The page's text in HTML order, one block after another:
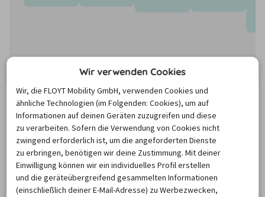
Die Preise basieren auf dem Minimum Median-Suchpreis für die
nächsten 12 Monate und können für neue Suchanfragen variieren.
Wir verwenden Cookies
Wir, die FLOYT Mobility GmbH, verwenden Cookies und
ähnliche Technologien (im Folgenden: Cookies), um auf
Informationen auf deinen Geräten zuzugreifen und diese
zu verarbeiten. Sofern die Verwendung von Cookies nicht
zwingend erforderlich ist, um die angeforderten Dienste
zu erbringen, benötigen wir deine Zustimmung. Mit deiner
Einwilligung können wir ein individuelles Profil erstellen
und die geräteübergreifend gesammelten Informationen
(einschließlich deiner E-Mail-Adresse) zu Werbezwecken,